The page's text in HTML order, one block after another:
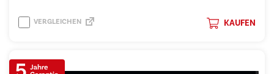
KAUFEN
VERGLEICHEN